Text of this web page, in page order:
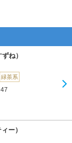
ね）
緑茶系
47
ー）